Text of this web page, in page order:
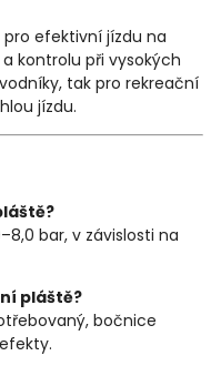
efektivní jízdu na
kontrolu při vysokých
tak pro rekreační
jízdu.
bar, v závislosti na
pláště?
bočnice